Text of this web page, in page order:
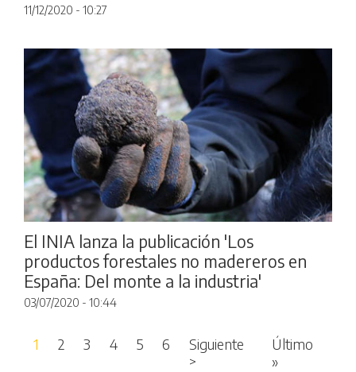
11/12/2020 - 10:27
El INIA lanza la publicación 'Los
productos forestales no madereros en
España: Del monte a la industria'
03/07/2020 - 10:44
Paginación
1 2 3 4 5 6
Siguiente
> Siguiente página
Último
»